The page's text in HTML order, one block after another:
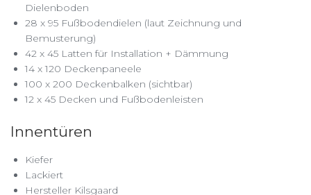
Dielenboden
28 x 95 Fußbodendielen (laut Zeichnung und
Bemusterung)
42 x 45 Latten für Installation + Dämmung
14 x 120 Deckenpaneele
100 x 200 Deckenbalken (sichtbar)
12 x 45 Decken und Fußbodenleisten
Innentüren
Kiefer
Lackiert
Hersteller Kilsgaard